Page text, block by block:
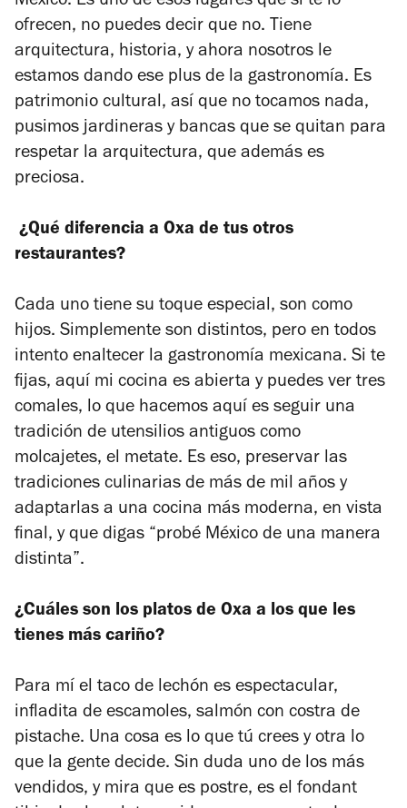
ofrecen, no puedes decir que no. Tiene
arquitectura, historia, y ahora nosotros le
estamos dando ese plus de la gastronomía. Es
patrimonio cultural, así que no tocamos nada,
pusimos jardineras y bancas que se quitan para
respetar la arquitectura, que además es
preciosa.
¿Qué diferencia a Oxa de tus otros
restaurantes?
Cada uno tiene su toque especial, son como
hijos. Simplemente son distintos, pero en todos
intento enaltecer la gastronomía mexicana. Si te
fijas, aquí mi cocina es abierta y puedes ver tres
comales, lo que hacemos aquí es seguir una
tradición de utensilios antiguos como
molcajetes, el metate. Es eso, preservar las
tradiciones culinarias de más de mil años y
adaptarlas a una cocina más moderna, en vista
final, y que digas “probé México de una manera
distinta”.
¿Cuáles son los platos de Oxa a los que les
tienes más cariño?
Para mí el taco de lechón es espectacular,
infladita de escamoles, salmón con costra de
pistache. Una cosa es lo que tú crees y otra lo
que la gente decide. Sin duda uno de los más
vendidos, y mira que es postre, es el fondant